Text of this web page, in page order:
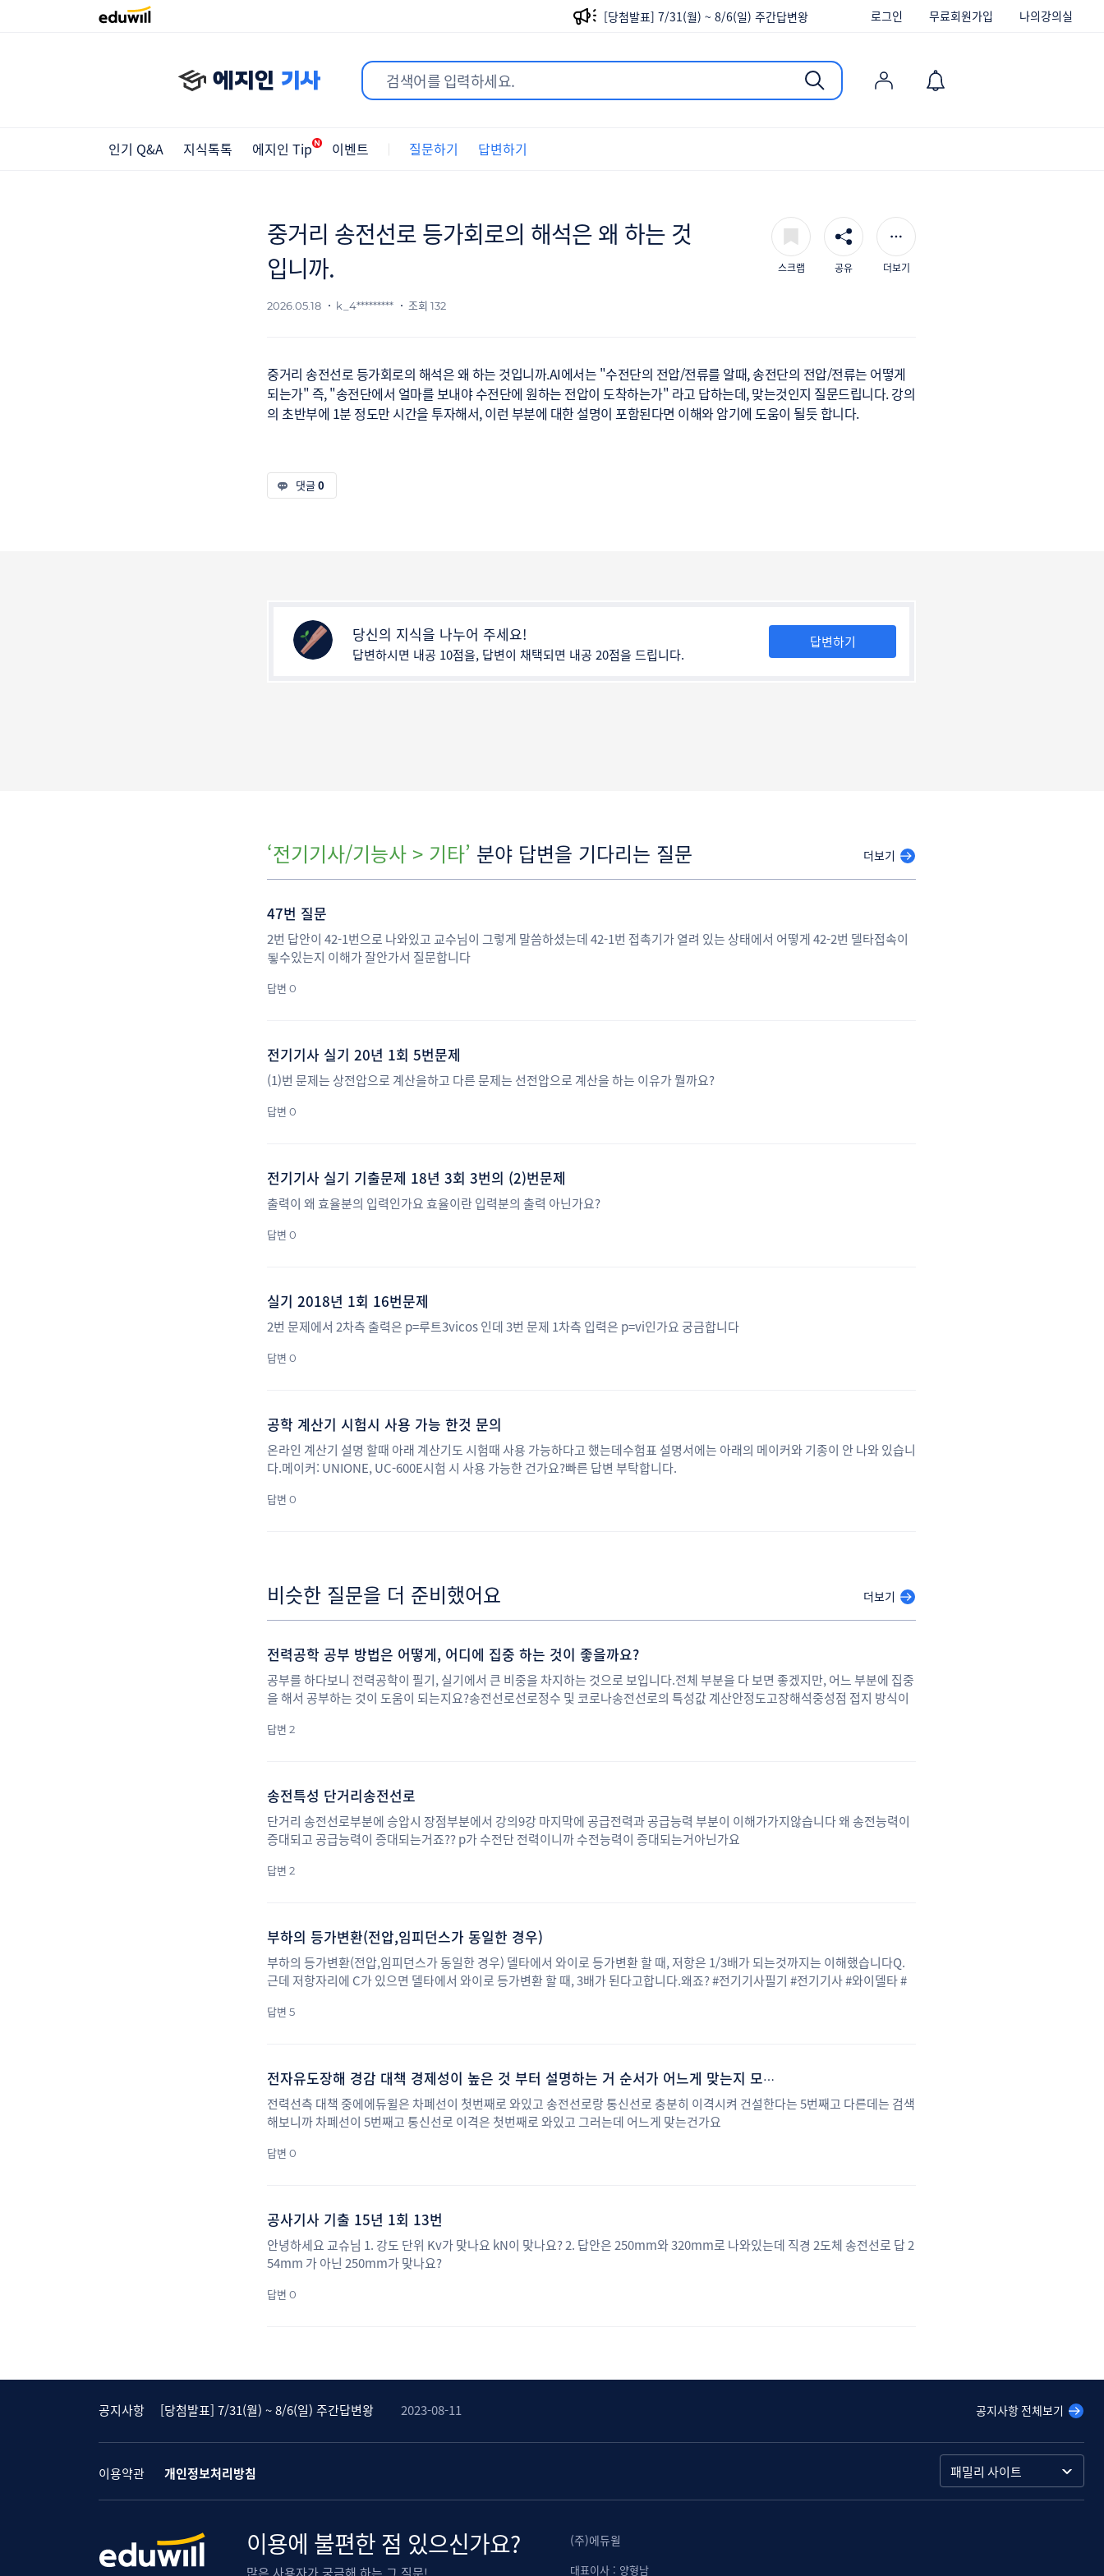
[당첨발표] 7/31(월) ~ 8/6(일) 주간답변왕
[당첨발표] 대나무숲에 속 시~원한 댓글달고 커피 쿠폰 받자!
[당첨발표] 8/14(월) ~ 8/20(일) 주간답변왕
로그인 무료회원가입 나의강의실
에지인 기사
인기 Q&A 지식톡톡 에지인 Tip 이벤트 질문하기 답변하기
중거리 송전선로 등가회로의 해석은 왜 하는 것
입니까.
2026.05.18 k_4********* 조회 132
스크랩 공유 더보기
중거리 송전선로 등가회로의 해석은 왜 하는 것입니까.AI에서는 "수전단의 전압/전류를 알때, 송전단의 전압/전류는 어떻게
되는가" 즉, "송전단에서 얼마를 보내야 수전단에 원하는 전압이 도착하는가" 라고 답하는데, 맞는것인지 질문드립니다. 강의
의 초반부에 1분 정도만 시간을 투자해서, 이런 부분에 대한 설명이 포함된다면 이해와 암기에 도움이 될듯 합니다.
댓글0
당신의 지식을 나누어 주세요!
답변하시면 내공 10점을, 답변이 채택되면 내공 20점을 드립니다.
답변하기
‘전기기사/기능사 > 기타’ 분야 답변을 기다리는 질문 더보기
47번 질문
2번 답안이 42-1번으로 나와있고 교수님이 그렇게 말씀하셨는데 42-1번 접촉기가 열려 있는 상태에서 어떻게 42-2번 델타접속이
됳수있는지 이해가 잘안가서 질문합니다
답변 0
전기기사 실기 20년 1회 5번문제
(1)번 문제는 상전압으로 계산을하고 다른 문제는 선전압으로 계산을 하는 이유가 뭘까요?
답변 0
전기기사 실기 기출문제 18년 3회 3번의 (2)번문제
출력이 왜 효율분의 입력인가요 효율이란 입력분의 출력 아닌가요?
답변 0
실기 2018년 1회 16번문제
2번 문제에서 2차측 출력은 p=루트3vicos 인데 3번 문제 1차측 입력은 p=vi인가요 궁금합니다
답변 0
공학 계산기 시험시 사용 가능 한것 문의
온라인 계산기 설명 할때 아래 계산기도 시험때 사용 가능하다고 했는데수험표 설명서에는 아래의 메이커와 기종이 안 나와 있습니
다.메이커: UNIONE, UC-600E시험 시 사용 가능한 건가요?빠른 답변 부탁합니다.
답변 0
비슷한 질문을 더 준비했어요 더보기
전력공학 공부 방법은 어떻게, 어디에 집중 하는 것이 좋을까요?
공부를 하다보니 전력공학이 필기, 실기에서 큰 비중을 차지하는 것으로 보입니다.전체 부분을 다 보면 좋겠지만, 어느 부분에 집중
을 해서 공부하는 것이 도움이 되는지요?송전선로선로정수 및 코로나송전선로의 특성값 계산안정도고장해석중성점 접지 방식이
야 하는지 고민입니다.
답변 2
송전특성 단거리송전선로
단거리 송전선로부분에 승압시 장점부분에서 강의9강 마지막에 공급전력과 공급능력 부분이 이해가가지않습니다 왜 송전능력이
증대되고 공급능력이 증대되는거죠?? p가 수전단 전력이니까 수전능력이 증대되는거아닌가요
답변 2
부하의 등가변환(전압,임피던스가 동일한 경우)
부하의 등가변환(전압,임피던스가 동일한 경우) 델타에서 와이로 등가변환 할 때, 저항은 1/3배가 되는것까지는 이해했습니다Q.
근데 저항자리에 C가 있으면 델타에서 와이로 등가변환 할 때, 3배가 된다고합니다.왜죠? #전기기사필기 #전기기사 #와이델타 #
답변 5
전자유도장해 경감 대책 경제성이 높은 것 부터 설명하는 거 순서가 어느게 맞는지 모르겠어요
전력선측 대책 중에에듀윌은 차폐선이 첫번째로 와있고 송전선로랑 통신선로 충분히 이격시켜 건설한다는 5번째고 다른데는 검색
해보니까 차폐선이 5번째고 통신선로 이격은 첫번째로 와있고 그러는데 어느게 맞는건가요
답변 0
공사기사 기출 15년 1회 13번
안녕하세요 교슈님 1. 강도 단위 Kv가 맞나요 kN이 맞나요? 2. 답안은 250mm와 320mm로 나와있는데 직경 2도체 송전선로 답 2
54mm 가 아닌 250mm가 맞나요?
답변 0
공지사항
[당첨발표] 7/31(월) ~ 8/6(일) 주간답변왕
2023-08-11
[당첨발표] 대나무숲에 속 시~원한 댓글달고 커피 쿠폰 받자!
2023-08-31
[당첨발표] 8/14(월) ~ 8/20(일) 주간답변왕
[당첨발표] 8/7(월) ~ 8/13(일) 주간답변왕
[당첨발표] 7/31(월) ~ 8/6(일) 주간답변왕
2023-08-11
공지사항 전체보기
이용약관 개인정보처리방침 패밀리 사이트
이용에 불편한 점 있으신가요? (주)에듀윌
대표이사 : 양형남